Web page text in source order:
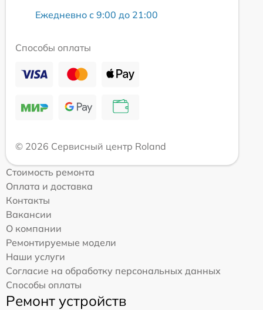
Ежедневно с 9:00 до 21:00
Способы оплаты
© 2026 Сервисный центр Roland
Стоимость ремонта
Оплата и доставка
Контакты
Вакансии
О компании
Ремонтируемые модели
Наши услуги
Согласие на обработку персональных данных
Способы оплаты
Ремонт устройств